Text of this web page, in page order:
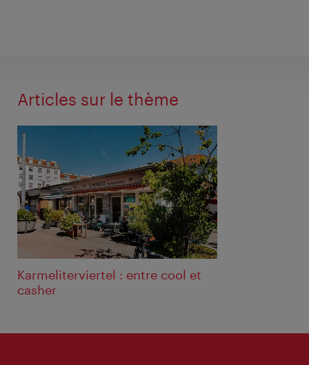
Articles sur le thème
Karmeliterviertel : entre cool et
casher